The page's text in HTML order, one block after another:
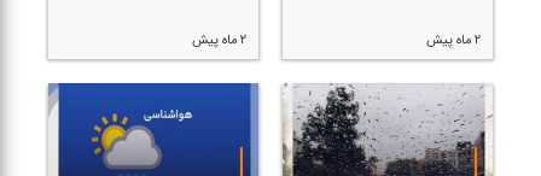
۲ ماه پیش ۲ ماه پیش